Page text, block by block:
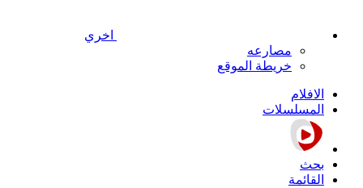
اخري
مصارعه
خريطة الموقع
الافلام
المسلسلات
بحث
القائمة